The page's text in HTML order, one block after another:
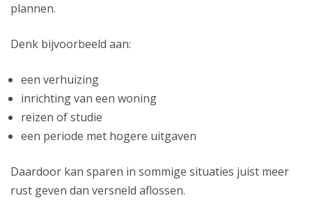
plannen.
Denk bijvoorbeeld aan:
een verhuizing
inrichting van een woning
reizen of studie
een periode met hogere uitgaven
Daardoor kan sparen in sommige situaties juist meer
rust geven dan versneld aflossen.